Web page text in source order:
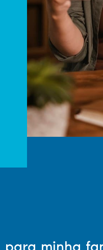
para minha